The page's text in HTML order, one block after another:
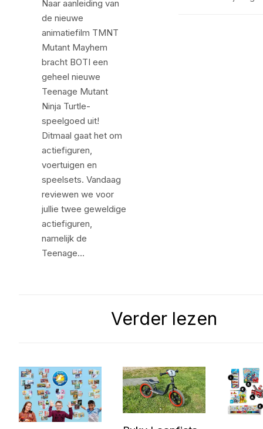
Naar aanleiding van
de nieuwe
animatiefilm TMNT
Mutant Mayhem
bracht BOTI een
geheel nieuwe
Teenage Mutant
Ninja Turtle-
speelgoed uit!
Ditmaal gaat het om
actiefiguren,
voertuigen en
speelsets. Vandaag
reviewen we voor
jullie twee geweldige
actiefiguren,
namelijk de
Teenage…
Verder lezen